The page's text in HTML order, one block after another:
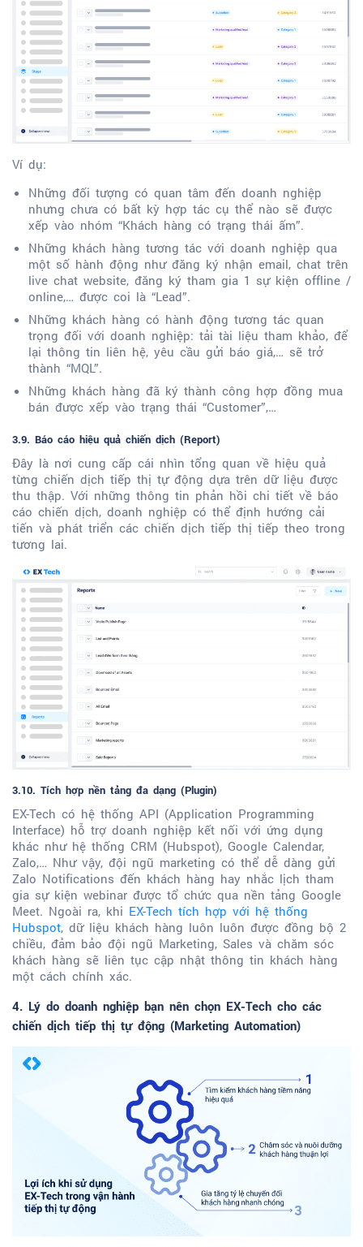
Ví dụ:
Những đối tượng có quan tâm đến doanh nghiệp
nhưng chưa có bất kỳ hợp tác cụ thể nào sẽ được
xếp vào nhóm “Khách hàng có trạng thái ấm”.
Những khách hàng tương tác với doanh nghiệp qua
một số hành động như đăng ký nhận email, chat trên
live chat website, đăng ký tham gia 1 sự kiện offline /
online,… được coi là “Lead”.
Những khách hàng có hành động tương tác quan
trọng đối với doanh nghiệp: tải tài liệu tham khảo, để
lại thông tin liên hệ, yêu cầu gửi báo giá,… sẽ trở
thành “MQL”.
Những khách hàng đã ký thành công hợp đồng mua
bán được xếp vào trạng thái “Customer”,…
3.9. Báo cáo hiệu quả chiến dịch (Report)
Đây là nơi cung cấp cái nhìn tổng quan về hiệu quả
từng chiến dịch tiếp thị tự động dựa trên dữ liệu được
thu thập. Với những thông tin phản hồi chi tiết về báo
cáo chiến dịch, doanh nghiệp có thể định hướng cải
tiến và phát triển các chiến dịch tiếp thị tiếp theo trong
tương lai.
3.10. Tích hợp nền tảng đa dạng (Plugin)
EX-Tech có hệ thống API (Application Programming
Interface) hỗ trợ doanh nghiệp kết nối với ứng dụng
khác như hệ thống CRM (Hubspot), Google Calendar,
Zalo,… Như vậy, đội ngũ marketing có thể dễ dàng gửi
Zalo Notifications đến khách hàng hay nhắc lịch tham
gia sự kiện webinar được tổ chức qua nền tảng Google
Meet. Ngoài ra, khi EX-Tech tích hợp với hệ thống
Hubspot, dữ liệu khách hàng luôn luôn được đồng bộ 2
chiều, đảm bảo đội ngũ Marketing, Sales và chăm sóc
khách hàng sẽ liên tục cập nhật thông tin khách hàng
một cách chính xác.
4. Lý do doanh nghiệp bạn nên chọn EX-Tech cho các
chiến dịch tiếp thị tự động (Marketing Automation)